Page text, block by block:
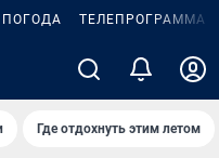
ПОГОДА ТЕЛЕПРОГРАММА
Где отдохнуть этим летом